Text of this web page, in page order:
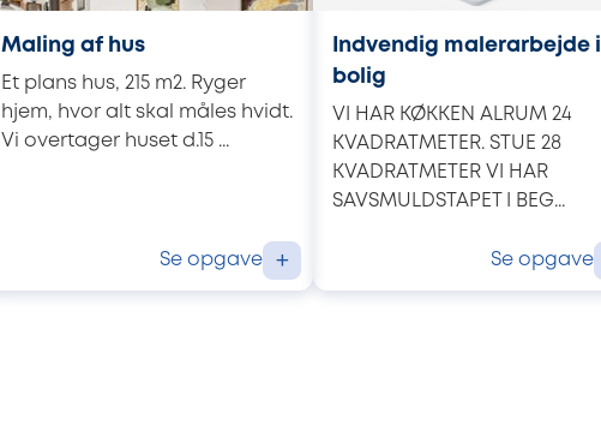
Maling af hus
Et plans hus, 215 m2. Ryger
hjem, hvor alt skal måles hvidt.
Vi overtager huset d.15 ...
Se opgave +
Indvendig malerarbejde i
bolig
VI HAR KØKKEN ALRUM 24
KVADRATMETER. STUE 28
KVADRATMETER VI HAR
SAVSMULDSTAPET I BEG...
Se opgave